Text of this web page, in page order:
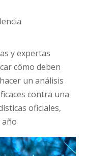
y expertas
cómo deben
un análisis
contra una
oficiales,
año